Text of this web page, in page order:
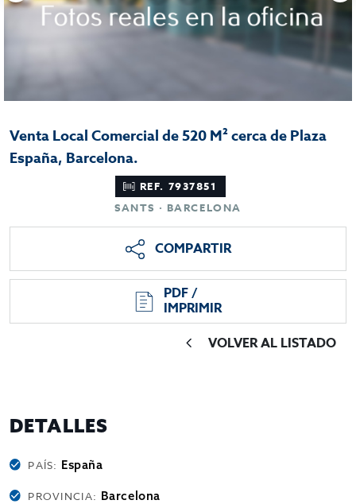
Venta Local Comercial de 520 M² cerca de Plaza
España, Barcelona.
REF. 7937851
SANTS · BARCELONA
COMPARTIR
PDF /
IMPRIMIR
VOLVER AL LISTADO
DETALLES
PAÍS: España
PROVINCIA: Barcelona